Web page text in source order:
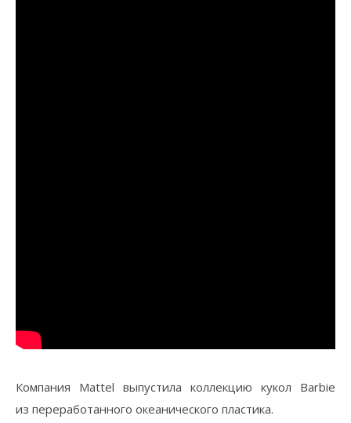
Компания Mattel выпустила коллекцию кукол Barbie
из переработанного океанического пластика.